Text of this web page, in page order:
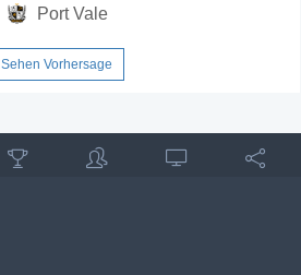
Port Vale
Sehen Vorhersage